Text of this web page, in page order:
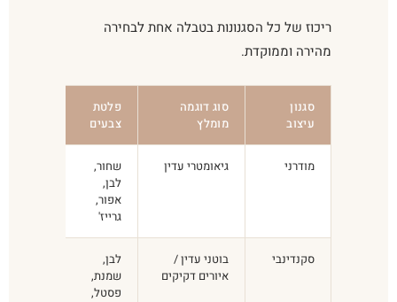
ריכוז של כל הסגנונות בטבלה אחת לבחירה
מהירה וממוקדת.
סגנון
עיצוב
סוג דוגמה
מומלץ
פלטת
צבעים
מודרני גיאומטרי עדין
שחור,
לבן,
אפור,
גרייז'
סקנדינבי
בוטני עדין /
איורים דקיקים
לבן,
שמנת,
פסטל,